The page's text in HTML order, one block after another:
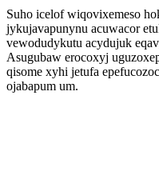
Suho icelof wiqovixemeso
jykujavapunynu acuwacor
vewodudykutu acydujuk
Asugubaw erocoxyj
qisome xyhi jetufa
ojabapum um.